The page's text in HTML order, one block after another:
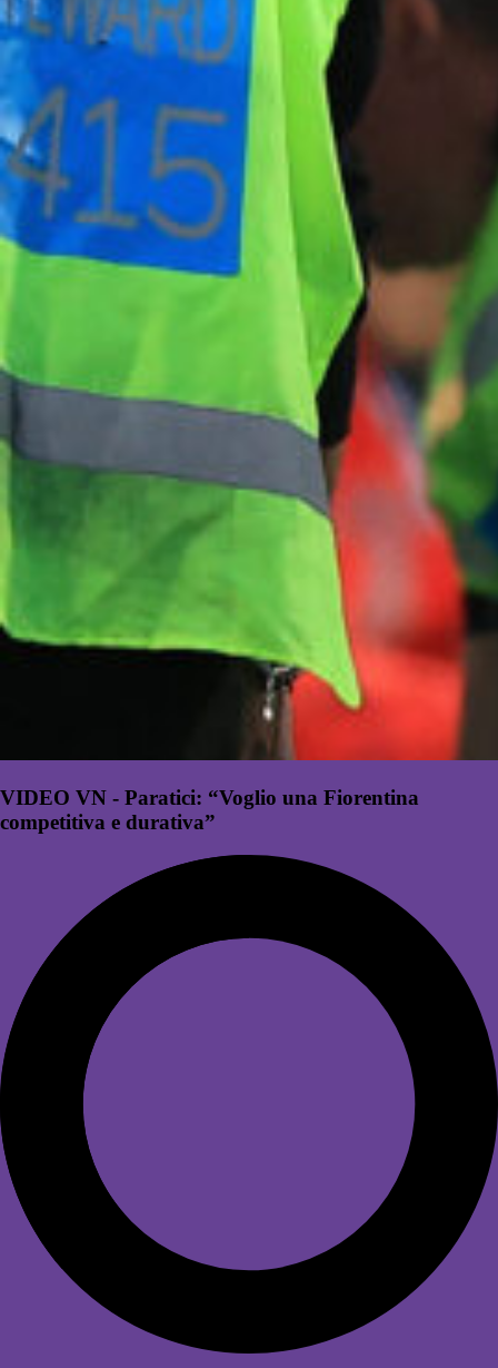
VIDEO VN - Paratici: “Voglio una Fiorentina
competitiva e durativa”